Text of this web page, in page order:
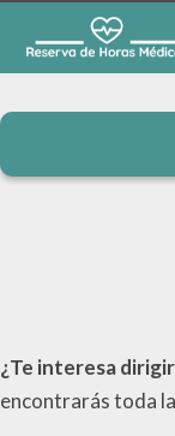
¿Te interesa
encontrarás toda